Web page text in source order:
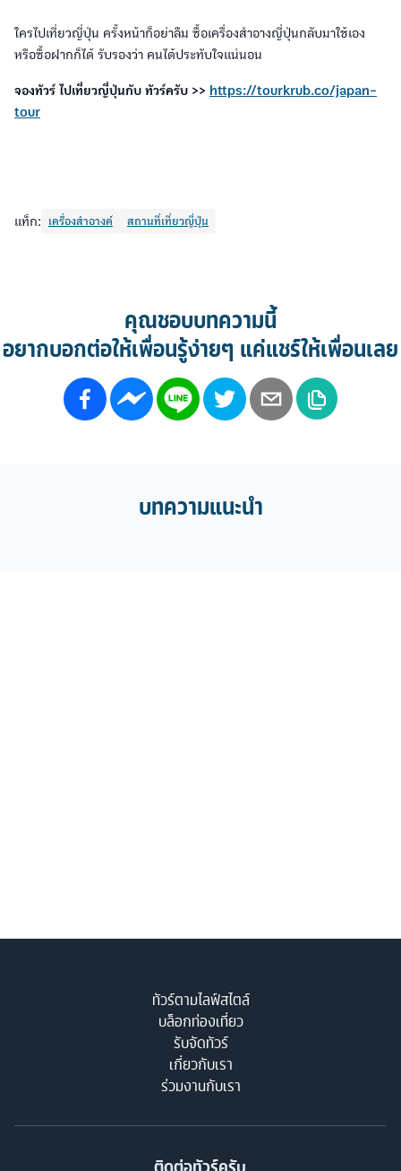
ใครไปเที่ยวญี่ปุ่น ครั้งหน้าก็อย่าลืม ซื้อเครื่องสำอางญี่ปุ่นกลับมาใช้เอง
หรือซื้อฝากก็ได้ รับรองว่า คนได้ประทับใจแน่นอน
จองทัวร์ ไปเที่ยวญี่ปุ่นกับ ทัวร์ครับ >> https://tourkrub.co/japan-
tour
แท็ก: เครื่องสำอางค์ สถานที่เที่ยวญี่ปุ่น
คุณชอบบทความนี้
อยากบอกต่อให้เพื่อนรู้ง่ายๆ แค่แชร์ให้เพื่อนเลย
บทความแนะนำ
ทัวร์ตามไลฟ์สไตล์
บล็อกท่องเที่ยว
รับจัดทัวร์
เกี่ยวกับเรา
ร่วมงานกับเรา